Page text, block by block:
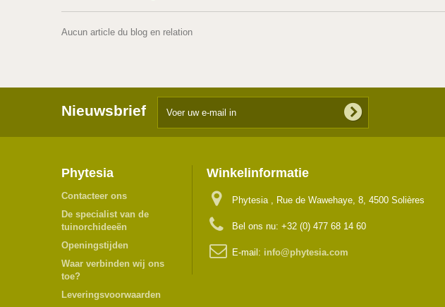
Aucun article du blog en relation
Nieuwsbrief
Phytesia
Contacteer ons
De specialist van de
tuinorchideeën
Openingstijden
Waar verbinden wij ons
toe?
Leveringsvoorwaarden
Winkelinformatie
Phytesia , Rue de Wawehaye, 8, 4500 Solières
Bel ons nu: +32 (0) 477 68 14 60
E-mail: info@phytesia.com